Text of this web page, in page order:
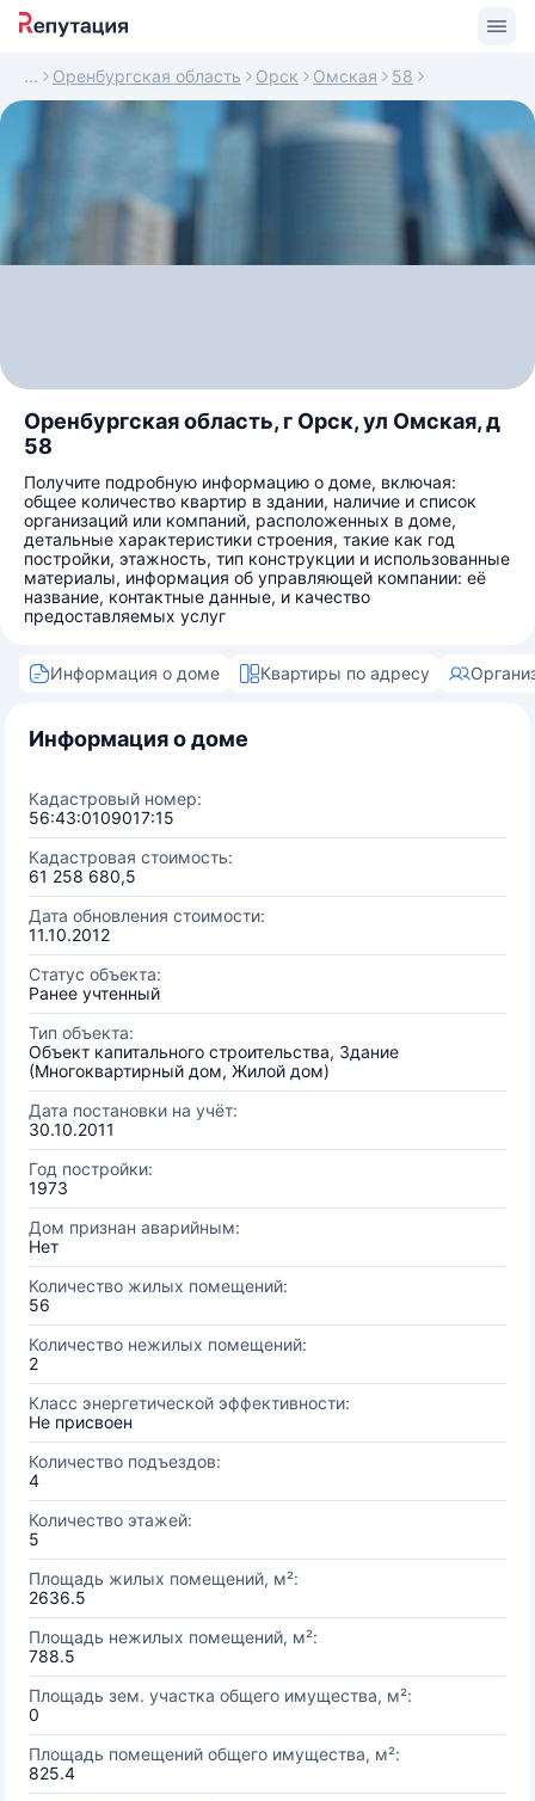
Оренбургская область Орск Омская 58
Оренбургская область, г Орск, ул Омская, д
58
Получите подробную информацию о доме, включая:
общее количество квартир в здании, наличие и список
организаций или компаний, расположенных в доме,
детальные характеристики строения, такие как год
постройки, этажность, тип конструкции и использованные
материалы, информация об управляющей компании: её
название, контактные данные, и качество
предоставляемых услуг
Информация о доме Квартиры по адресу
Информация о доме
Кадастровый номер:
56:43:0109017:15
Кадастровая стоимость:
61 258 680,5
Дата обновления стоимости:
11.10.2012
Статус объекта:
Ранее учтенный
Тип объекта:
Объект капитального строительства, Здание
(Многоквартирный дом, Жилой дом)
Дата постановки на учёт:
30.10.2011
Год постройки:
1973
Дом признан аварийным:
Нет
Количество жилых помещений:
56
Количество нежилых помещений:
2
Класс энергетической эффективности:
Не присвоен
Количество подъездов:
4
Количество этажей:
5
Площадь жилых помещений, м²:
2636.5
Площадь нежилых помещений, м²:
788.5
Площадь зем. участка общего имущества, м²:
0
Площадь помещений общего имущества, м²:
825.4